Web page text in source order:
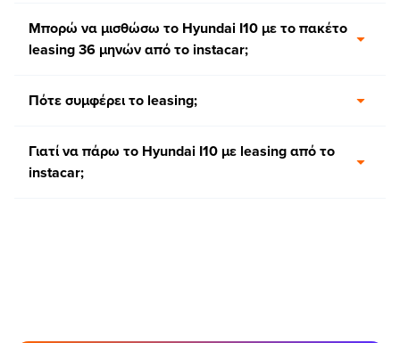
Μπορώ να μισθώσω το Hyundai I10 με το πακέτο
leasing 36 μηνών από το instacar;
Πότε συμφέρει το leasing;
Γιατί να πάρω το Hyundai I10 με leasing από το
instacar;